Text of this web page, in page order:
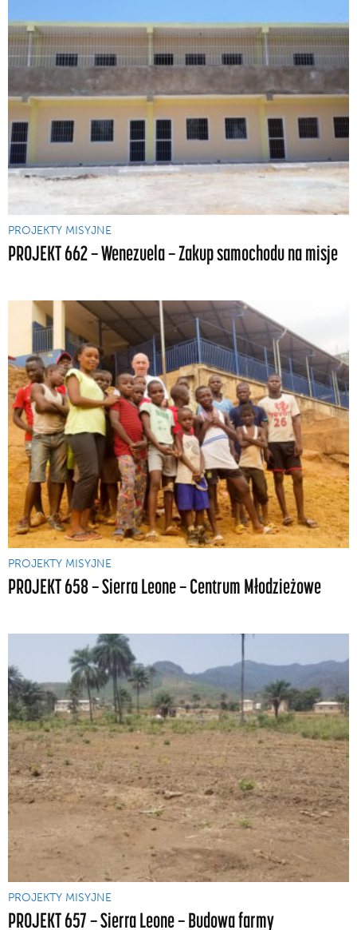
PROJEKTY MISYJNE
PROJEKT 662 — Wenezuela — Zakup samochodu na misje
PROJEKTY MISYJNE
PROJEKT 658 — Sierra Leone — Centrum Młodzieżowe
PROJEKTY MISYJNE
PROJEKT 657 — Sierra Leone — Budowa farmy